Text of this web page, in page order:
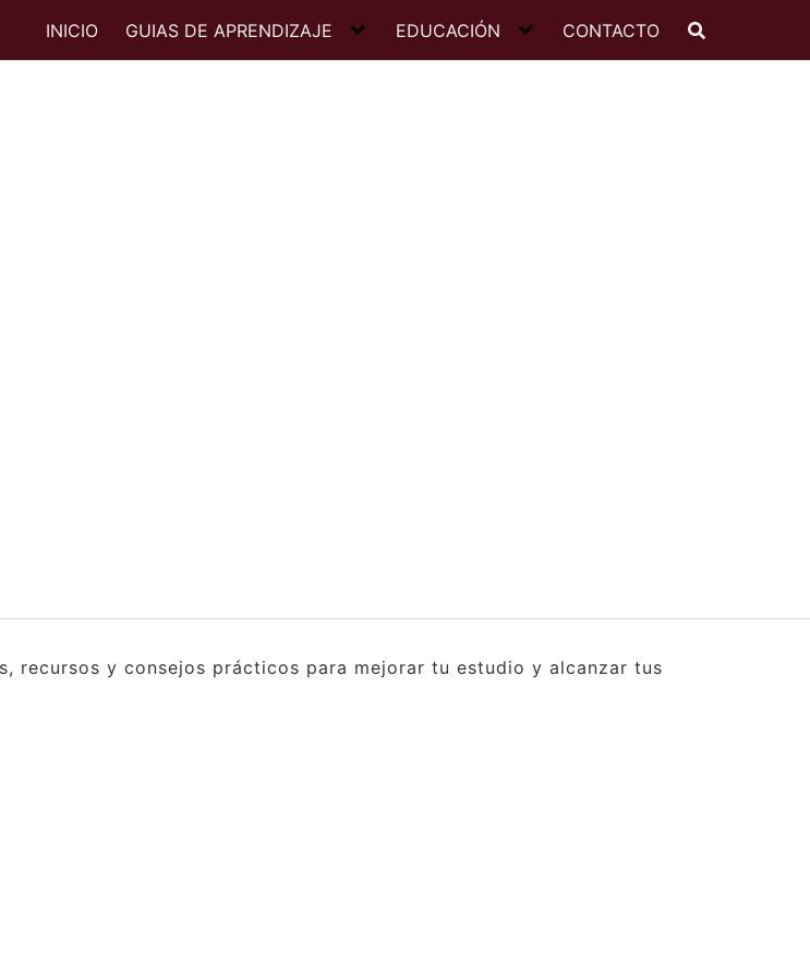
INICIO GUIAS DE APRENDIZAJE EDUCACIÓN CONTACTO
recursos y consejos prácticos para mejorar tu estudio y alcanzar tus